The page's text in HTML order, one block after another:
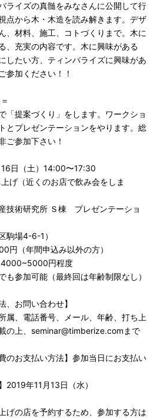
ライズの真髄をみなさんに公開して行
点から木・木造を読み解きます。デザ
、材料、施工、コトづくりまで。木に
、充実の内容です。木に興味がある
したい方、ティンバライズに興味があ
参加ください！！
「提案づくり」をします。ワークショ
とプレゼンテーションをやります。総
ご参加下さい！
16日（土）14:00〜17:30
（近くのお店で飲み会をしま
技術研究所 Ｓ棟 プレゼンテーショ
場4-6-1）
円（年間申込み以外の方）
4000~5000円程度
も参加可能（最終回は年齢制限なし）
、お問い合わせ】
属、電話番号、メール、年齢、打ち上
の上、seminar@timberize.comまで
のお支払い方法】参加当日にお支払い
2019年11月13日（水）
げの店を予約するため、参加する方は